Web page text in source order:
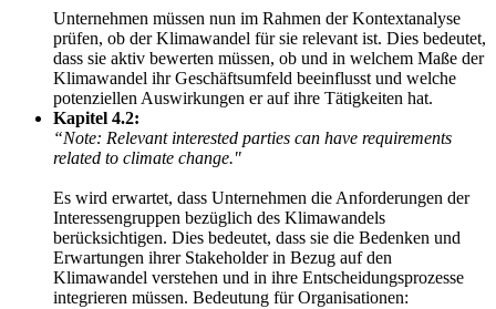
Unternehmen müssen nun im Rahmen der Kontextanalyse
prüfen, ob der Klimawandel für sie relevant ist. Dies bedeutet,
dass sie aktiv bewerten müssen, ob und in welchem Maße der
Klimawandel ihr Geschäftsumfeld beeinflusst und welche
potenziellen Auswirkungen er auf ihre Tätigkeiten hat.
Kapitel 4.2:
“Note: Relevant interested parties can have requirements
related to climate change."
Es wird erwartet, dass Unternehmen die Anforderungen der
Interessengruppen bezüglich des Klimawandels
berücksichtigen. Dies bedeutet, dass sie die Bedenken und
Erwartungen ihrer Stakeholder in Bezug auf den
Klimawandel verstehen und in ihre Entscheidungsprozesse
integrieren müssen. Bedeutung für Organisationen: